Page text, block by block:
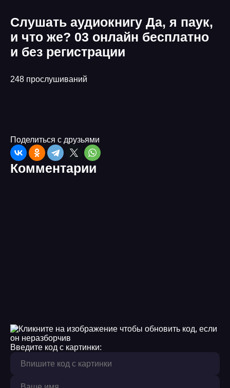
Слушать аудиокнигу Да, я паук,
и что же? 03 онлайн бесплатно
и без регистрации
248 прослушиваний
Поделиться с друзьями
Комментарии
Введите код с картинки: